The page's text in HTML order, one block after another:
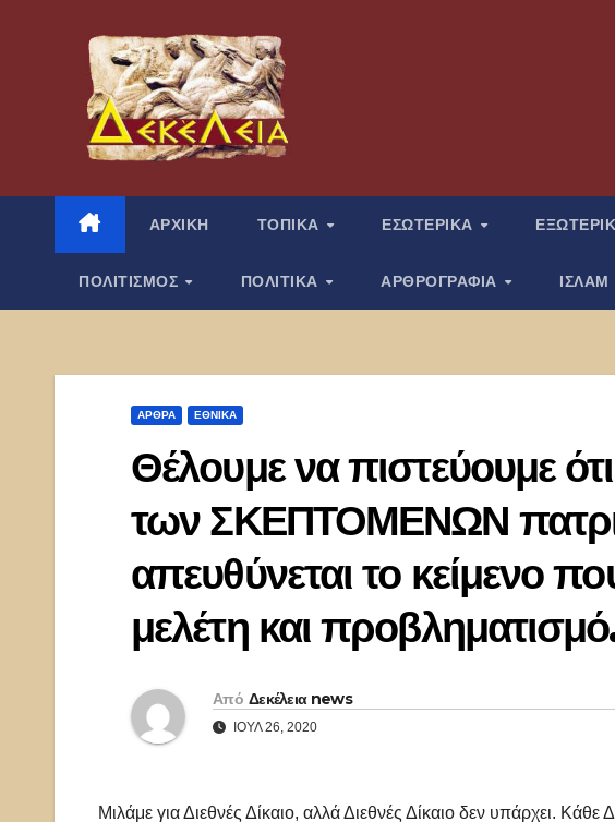
περιεχόμενο
ΑΡΧΙΚΗ ΤΟΠΙΚΑ ΕΣΩΤΕΡΙΚΑ
ΠΟΛΙΤΙΣΜΟΣ ΠΟΛΙΤΙΚΑ ΑΡΘΡΟΓΡΑΦΙΑ ΙΣΛΑΜ
ΑΡΘΡΑ ΕΘΝΙΚΑ
Θέλουμε να πιστεύουμε
των ΣΚΕΠΤΟΜΕΝΩΝ
απευθύνεται το κείμενο
μελέτη και
Από Δεκέλεια news
ΙΟΎΛ 26, 2020
Μιλάμε για Διεθνές Δίκαιο, αλλά Διεθνές Δίκαιο δεν υπάρχει.